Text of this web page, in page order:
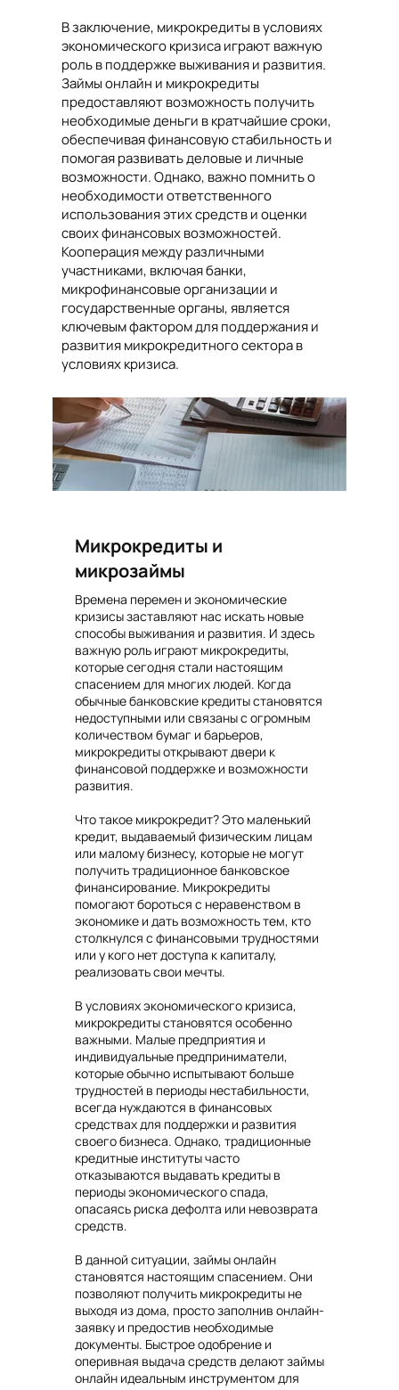
В заключение, микрокредиты в условиях
экономического кризиса играют важную
роль в поддержке выживания и развития.
Займы онлайн и микрокредиты
предоставляют возможность получить
необходимые деньги в кратчайшие сроки,
обеспечивая финансовую стабильность и
помогая развивать деловые и личные
возможности. Однако, важно помнить о
необходимости ответственного
использования этих средств и оценки
своих финансовых возможностей.
Кооперация между различными
участниками, включая банки,
микрофинансовые организации и
государственные органы, является
ключевым фактором для поддержания и
развития микрокредитного сектора в
условиях кризиса.
Микрокредиты и
микрозаймы
Времена перемен и экономические
кризисы заставляют нас искать новые
способы выживания и развития. И здесь
важную роль играют микрокредиты,
которые сегодня стали настоящим
спасением для многих людей. Когда
обычные банковские кредиты становятся
недоступными или связаны с огромным
количеством бумаг и барьеров,
микрокредиты открывают двери к
финансовой поддержке и возможности
развития.
Что такое микрокредит? Это маленький
кредит, выдаваемый физическим лицам
или малому бизнесу, которые не могут
получить традиционное банковское
финансирование. Микрокредиты
помогают бороться с неравенством в
экономике и дать возможность тем, кто
столкнулся с финансовыми трудностями
или у кого нет доступа к капиталу,
реализовать свои мечты.
В условиях экономического кризиса,
микрокредиты становятся особенно
важными. Малые предприятия и
индивидуальные предприниматели,
которые обычно испытывают больше
трудностей в периоды нестабильности,
всегда нуждаются в финансовых
средствах для поддержки и развития
своего бизнеса. Однако, традиционные
кредитные институты часто
отказываются выдавать кредиты в
периоды экономического спада,
опасаясь риска дефолта или невозврата
средств.
В данной ситуации, займы онлайн
становятся настоящим спасением. Они
позволяют получить микрокредиты не
выходя из дома, просто заполнив онлайн-
заявку и предостив необходимые
документы. Быстрое одобрение и
оперивная выдача средств делают займы
онлайн идеальным инструментом для